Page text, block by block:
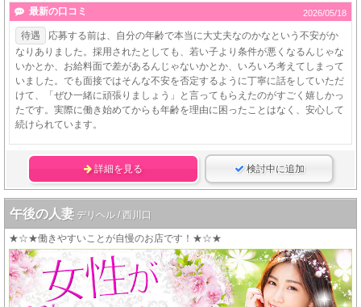
最新の口コミ 2026/05/18
待遇
応募する前は、自分の年齢で本当に大丈夫なのかなという不安がか
なりありました。採用されたとしても、若い子より条件が悪くなるんじゃな
いかとか、お給料面で差があるんじゃないかとか、いろいろ考えてしまって
いました。でも面接ではそんな不安を否定するように丁寧に話をしていただ
けて、「ぜひ一緒に頑張りましょう」と言ってもらえたのがすごく嬉しかっ
たです。実際に働き始めてからも年齢を理由に困ったことはなく、安心して
続けられています。
詳細を見る 検討中に追加
午後の人妻 デリヘル / 西川口
★☆★働きやすいことが自慢のお店です！★☆★